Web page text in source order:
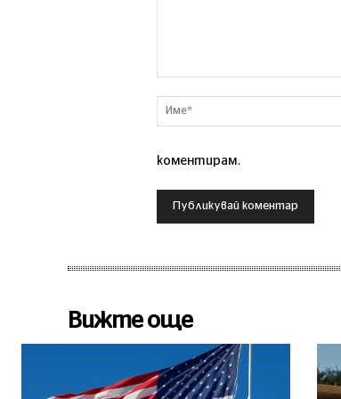
коментирам.
Вижте още